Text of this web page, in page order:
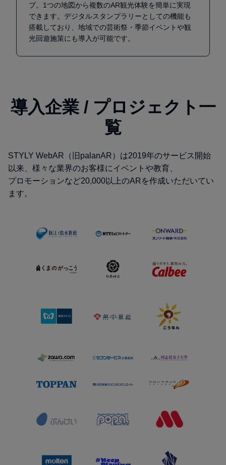
プ。1つの地図から複数のAR観光体験を簡単に実現
できます。デジタルスタンプラリーとしての機能も
搭載しており、地域での芸術祭・季節イベントや観
光回遊施策にも導入が可能です。
導入企業 / プロジェクト一
覧
STYLY WebAR（旧palanAR）は2019年のサービス開始
以来、様々な業界のお客様にイベントや教育、
プロモーションなど20,000以上のARを作成いただいてい
ます。